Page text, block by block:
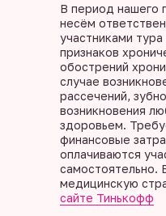
В период нашего
несём
участниками
признаков
обострений
случае
рассечений,
возникновения
здоровьем.
финансовые
оплачиваются
медицинскую
сайте Тинькофф